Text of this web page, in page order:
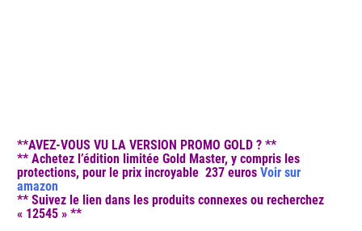
**AVEZ-VOUS VU LA VERSION PROMO GOLD ? **
** Achetez l’édition limitée Gold Master, y compris les
protections, pour le prix incroyable 237 euros Voir sur
amazon
** Suivez le lien dans les produits connexes ou recherchez
« 12545 » **